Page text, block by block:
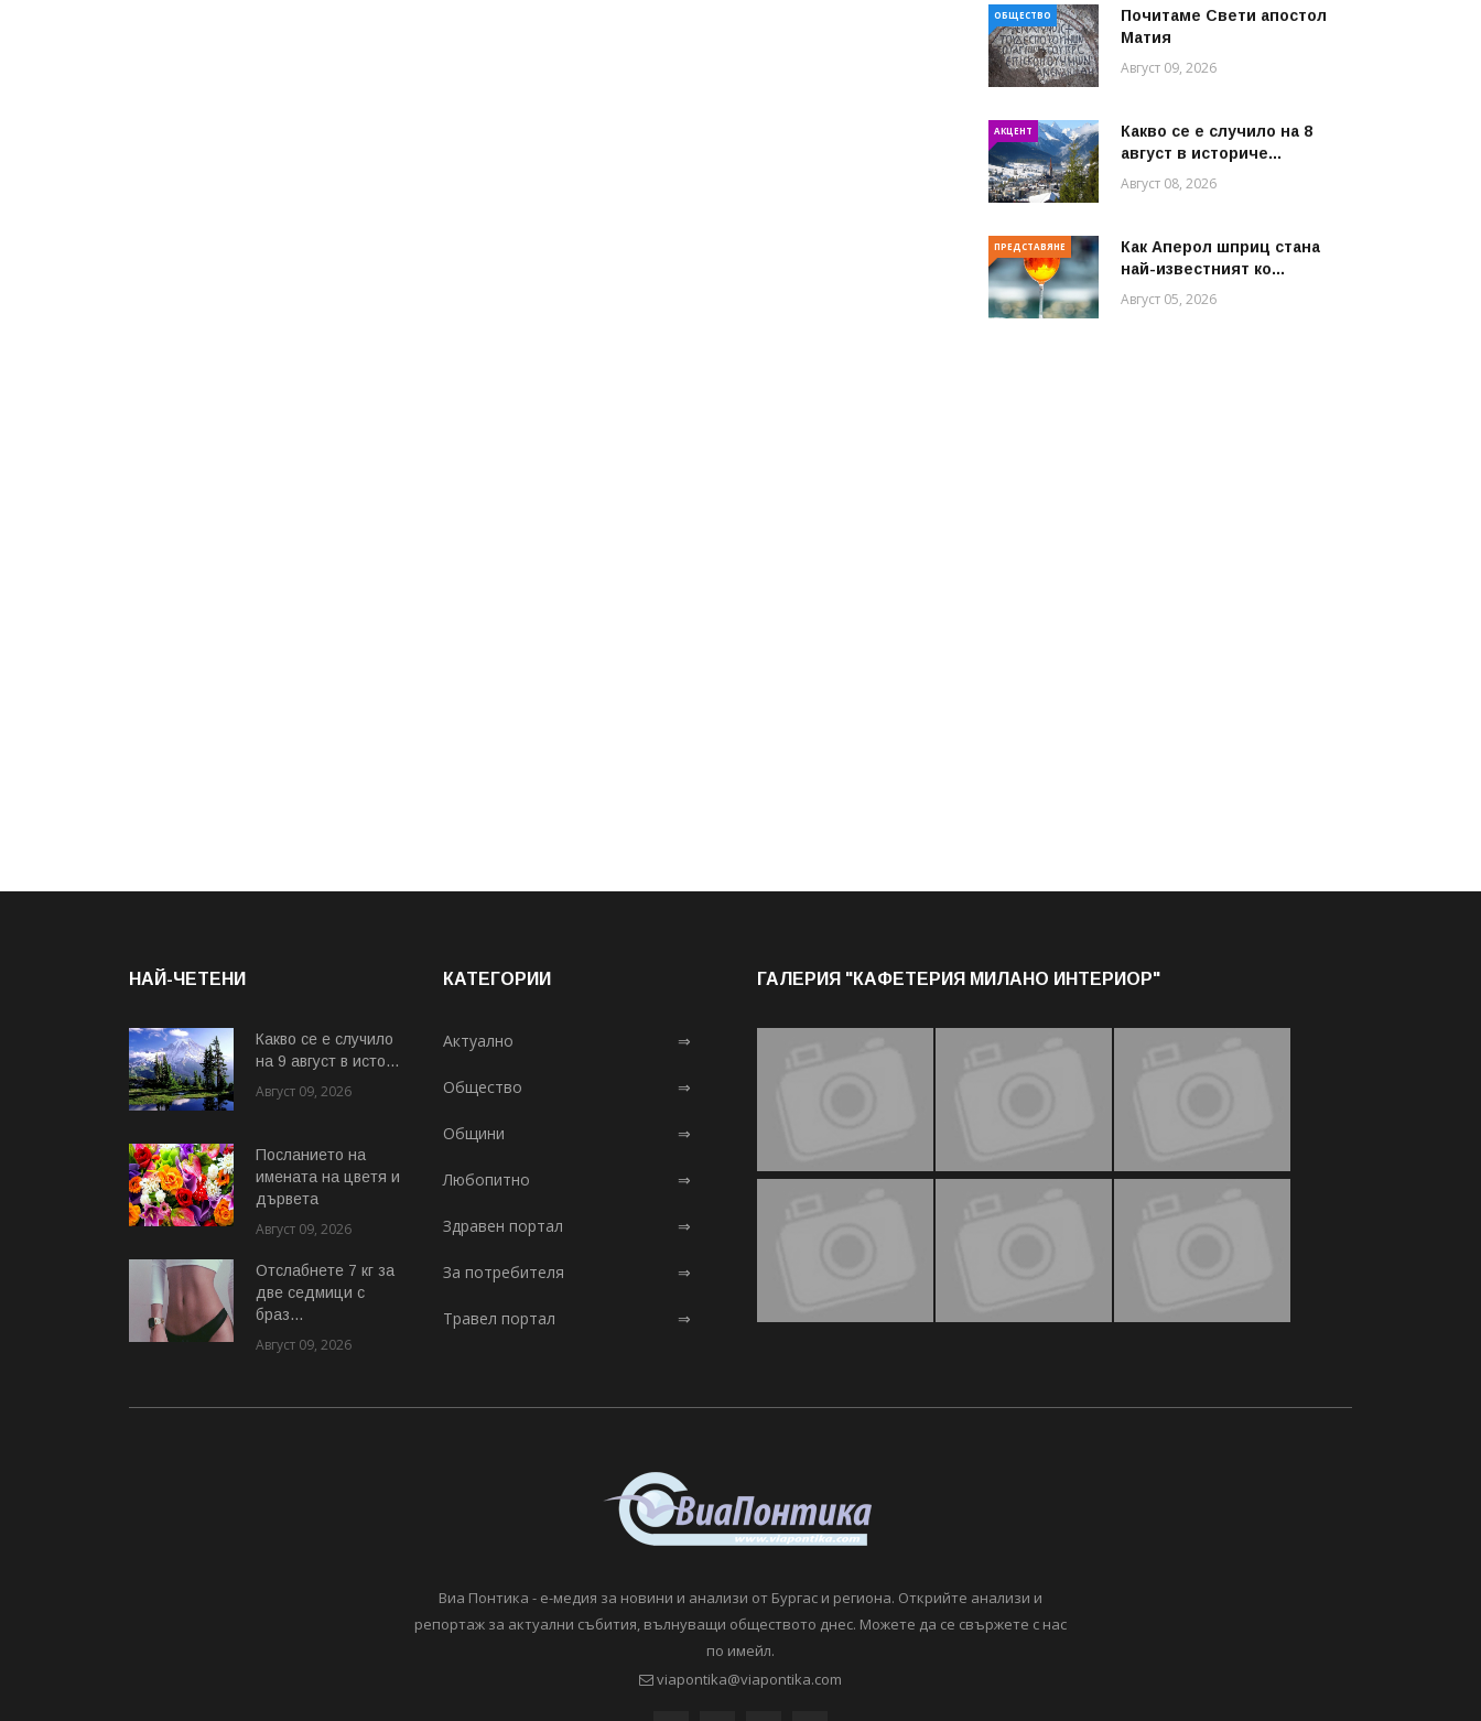
ОБЩЕСТВО
Почитаме Свети апостол
Матия
Август 09, 2026
АКЦЕНТ
Какво се е случило на 8
август в историче...
Август 08, 2026
ПРЕДСТАВЯНЕ
Как Аперол шприц стана
най-известният ко...
Август 05, 2026
НАЙ-ЧЕТЕНИ
Какво се е случило
на 9 август в исто...
Август 09, 2026
Посланието на
имената на цветя и
дървета
Август 09, 2026
Отслабнете 7 кг за
две седмици с
браз...
Август 09, 2026
КАТЕГОРИИ
Актуално ⇒
Общество ⇒
Общини ⇒
Любопитно ⇒
Здравен портал ⇒
За потребителя ⇒
Травел портал ⇒
ГАЛЕРИЯ "КАФЕТЕРИЯ МИЛАНО ИНТЕРИОР"
Виа Понтика - е-медия за новини и анализи от Бургас и региона. Открийте анализи и
репортаж за актуални събития, вълнуващи обществото днес. Можете да се свържете с нас
по имейл.
viapontika@viapontika.com